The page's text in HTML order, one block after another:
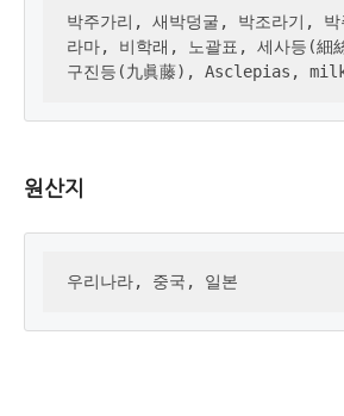
박주가리, 새박덩굴, 박조라기,
라마, 비학래, 노괄표, 세사등(
구진등(九眞藤), Asclepias,
원산지
우리나라, 중국, 일본